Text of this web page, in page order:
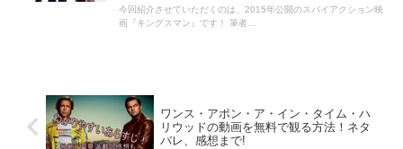
今回紹介させていただくのは、2015年公開のスパイアクション映
画『キングスマン』です！ 筆者...
ワンス・アポン・ア・イン・タイム・ハ
リウッドの動画を無料で観る方法！ネタ
バレ、感想まで!